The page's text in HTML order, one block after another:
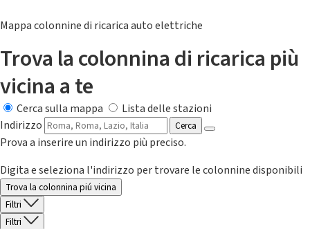
Mappa colonnine di ricarica auto elettriche
Trova la colonnina di ricarica più
vicina a te
Cerca sulla mappa
Lista delle stazioni
Indirizzo
Cerca
Prova a inserire un indirizzo più preciso.
Digita e seleziona l'indirizzo per trovare le colonnine disponibili
Trova la colonnina piú vicina
Filtri
Filtri